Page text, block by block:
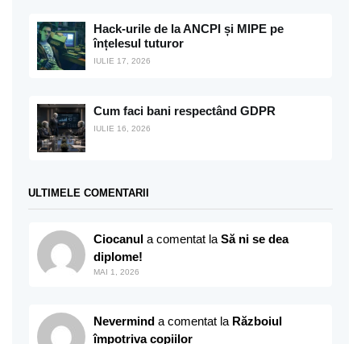
Hack-urile de la ANCPI și MIPE pe
înțelesul tuturor
IULIE 17, 2026
Cum faci bani respectând GDPR
IULIE 16, 2026
ULTIMELE COMENTARII
Ciocanul a comentat la Să ni se dea
diplome!
MAI 1, 2026
Nevermind a comentat la Războiul
împotriva copiilor